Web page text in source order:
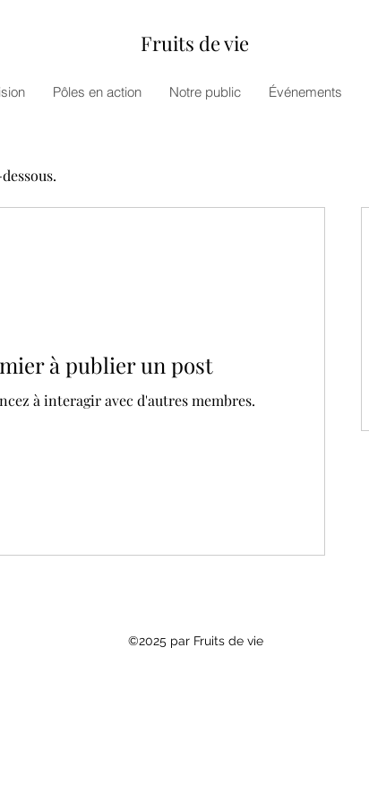
Fruits de vie
Pôles en action Notre public Événements
à publier un post
à interagir avec d'autres membres.
©2025 par Fruits de vie